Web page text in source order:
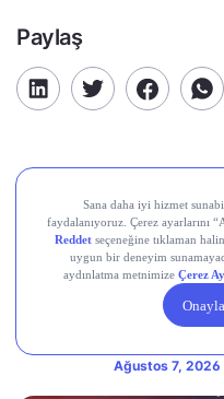
Paylaş
Günün öne
Ağustos 7, 2026